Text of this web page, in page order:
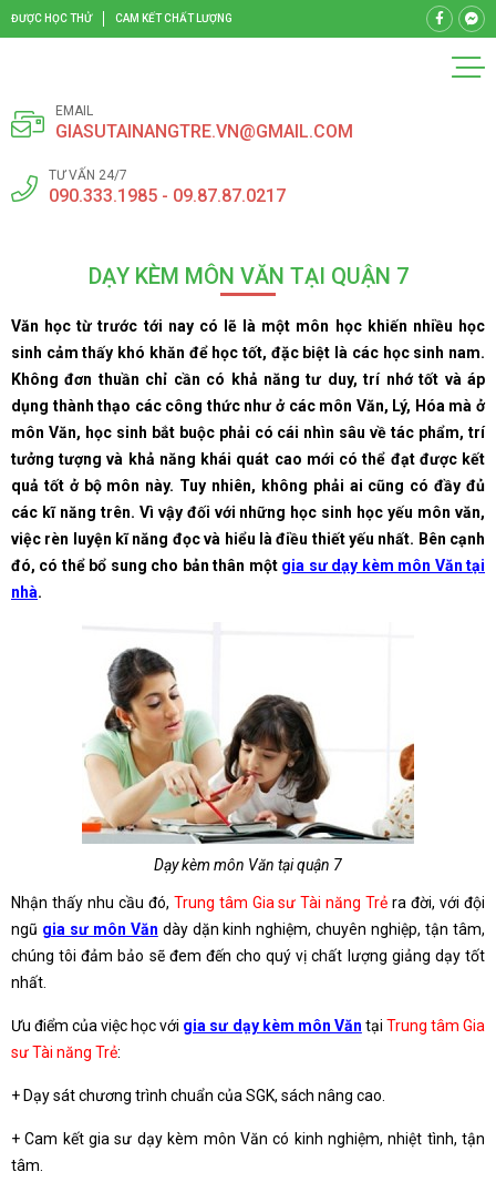
ĐƯỢC HỌC THỬ CAM KẾT CHẤT LƯỢNG
EMAIL
GIASUTAINANGTRE.VN@GMAIL.COM
TƯ VẤN 24/7
090.333.1985 - 09.87.87.0217
DẠY KÈM MÔN VĂN TẠI QUẬN 7
Văn học từ trước tới nay có lẽ là một môn học khiến nhiều học
sinh cảm thấy khó khăn để học tốt, đặc biệt là các học sinh nam.
Không đơn thuần chỉ cần có khả năng tư duy, trí nhớ tốt và áp
dụng thành thạo các công thức như ở các môn Văn, Lý, Hóa mà ở
môn Văn, học sinh bắt buộc phải có cái nhìn sâu về tác phẩm, trí
tưởng tượng và khả năng khái quát cao mới có thể đạt được kết
quả tốt ở bộ môn này. Tuy nhiên, không phải ai cũng có đầy đủ
các kĩ năng trên. Vì vậy đối với những học sinh học yếu môn văn,
việc rèn luyện kĩ năng đọc và hiểu là điều thiết yếu nhất. Bên cạnh
đó, có thể bổ sung cho bản thân một gia sư dạy kèm môn Văn tại
nhà.
Dạy kèm môn Văn tại quận 7
Nhận thấy nhu cầu đó, Trung tâm Gia sư Tài năng Trẻ ra đời, với đội
ngũ gia sư môn Văn dày dặn kinh nghiệm, chuyên nghiệp, tận tâm,
chúng tôi đảm bảo sẽ đem đến cho quý vị chất lượng giảng dạy tốt
nhất.
Ưu điểm của việc học với gia sư dạy kèm môn Văn tại Trung tâm Gia
sư Tài năng Trẻ:
+ Dạy sát chương trình chuẩn của SGK, sách nâng cao.
+ Cam kết gia sư dạy kèm môn Văn có kinh nghiệm, nhiệt tình, tận
tâm.